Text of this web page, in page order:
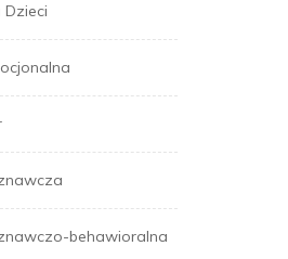
behawioralna